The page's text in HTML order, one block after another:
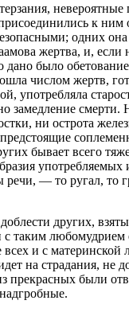
к
одних
жертва, и, если
было
числом жертв,
ни острота
бывает всего
— то ругал,
других,
любомудрием
и с
на страдания, не
были